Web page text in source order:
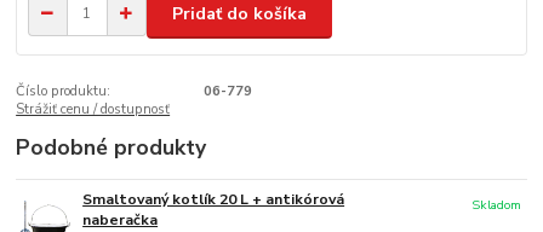
Pridať do košíka
Číslo produktu:
06-779
Strážiť cenu / dostupnosť
Podobné produkty
Smaltovaný kotlík 20 L + antikórová
naberačka
Skladom